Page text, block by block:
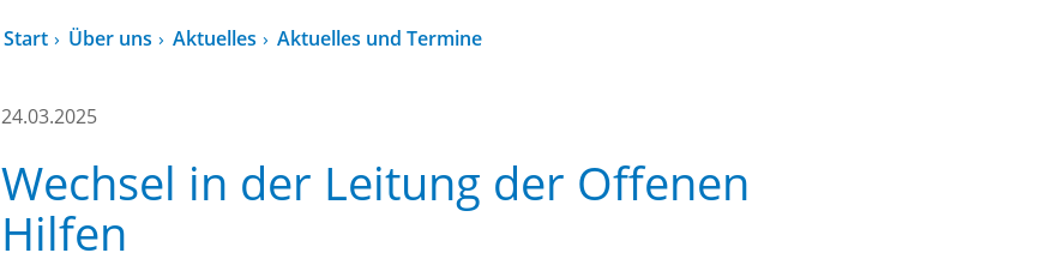
Start Über uns Aktuelles Aktuelles und Termine
24.03.2025
Wechsel in der Leitung der Offenen
Hilfen